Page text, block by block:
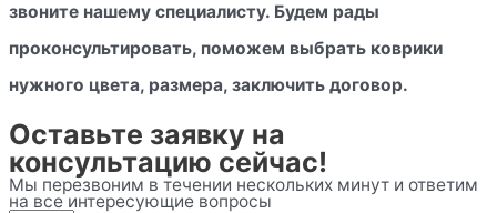
звоните нашему специалисту. Будем рады
проконсультировать, поможем выбрать коврики
нужного цвета, размера, заключить договор.
Оставьте заявку на
консультацию сейчас!
Мы перезвоним в течении нескольких минут и ответим
на все интересующие вопросы